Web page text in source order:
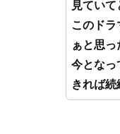
見ていて
このド
ぁと思っ
今となっ
きれば続